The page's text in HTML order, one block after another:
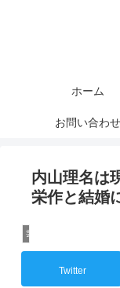
ホーム
お問い合わせ
内山理名は
栄作と結婚
芸能人
Twitter